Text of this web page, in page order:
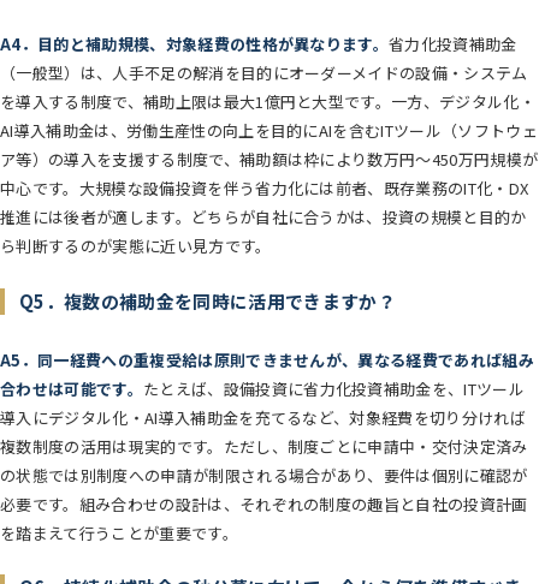
A4．目的と補助規模、対象経費の性格が異なります。省力化投資補助金
（一般型）は、人手不足の解消を目的にオーダーメイドの設備・システム
を導入する制度で、補助上限は最大1億円と大型です。一方、デジタル化・
AI導入補助金は、労働生産性の向上を目的にAIを含むITツール（ソフトウェ
ア等）の導入を支援する制度で、補助額は枠により数万円〜450万円規模が
中心です。大規模な設備投資を伴う省力化には前者、既存業務のIT化・DX
推進には後者が適します。どちらが自社に合うかは、投資の規模と目的か
ら判断するのが実態に近い見方です。
Q5．複数の補助金を同時に活用できますか？
A5．同一経費への重複受給は原則できませんが、異なる経費であれば組み
合わせは可能です。 たとえば、設備投資に省力化投資補助金を、ITツール
導入にデジタル化・AI導入補助金を充てるなど、対象経費を切り分ければ
複数制度の活用は現実的です。ただし、制度ごとに申請中・交付決定済み
の状態では別制度への申請が制限される場合があり、要件は個別に確認が
必要です。組み合わせの設計は、それぞれの制度の趣旨と自社の投資計画
を踏まえて行うことが重要です。